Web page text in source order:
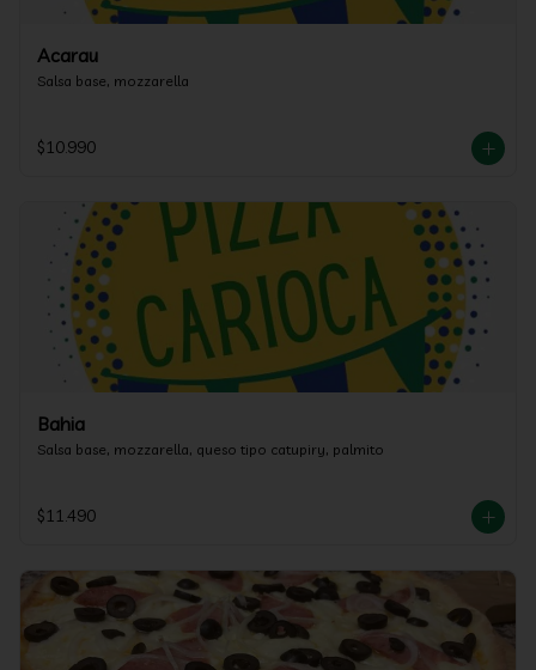
Acarau
Salsa base, mozzarella
$10.990
Bahia
Salsa base, mozzarella, queso tipo catupiry, palmito
$11.490